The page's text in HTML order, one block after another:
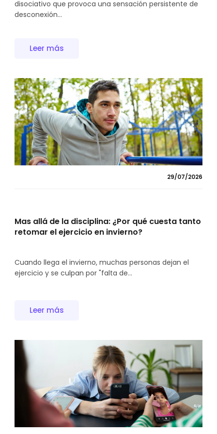
disociativo que provoca una sensación persistente de
desconexión...
Leer más
29/07/2026
Mas allá de la disciplina: ¿Por qué cuesta tanto
retomar el ejercicio en invierno?
Cuando llega el invierno, muchas personas dejan el
ejercicio y se culpan por "falta de...
Leer más